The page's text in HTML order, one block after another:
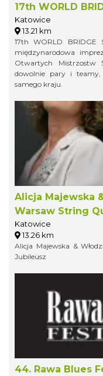
17th WORLD
Katowice
13.21 km
17th WORLD BRIDGE
międzynarodowa
Otwartych
dowolnie pary i teamy,
samego kraju.
Alicja Majewska
Warsaw String
Katowice
13.26 km
Alicja Majewska &
Jubileusz
44. Rawa Blues